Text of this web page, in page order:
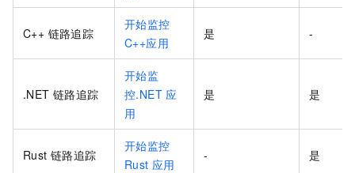
C++ 链路追踪
开始监控
C++应用
是 -
.NET 链路追踪
开始监
控.NET 应
用
是 是
Rust 链路追踪
开始监控
Rust 应用
- 是